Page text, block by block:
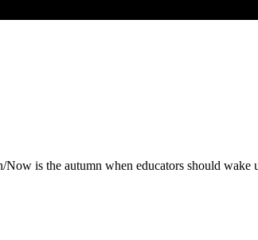
is the autumn when educators should wake